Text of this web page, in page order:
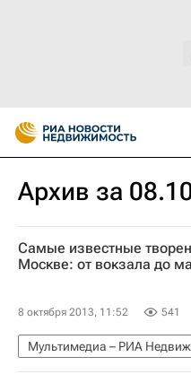
Архив за
Самые известные
Москве: от вокзала до
8 октября 2013, 11:52 541
Мультимедиа – РИА
Мультимедиа
Москва